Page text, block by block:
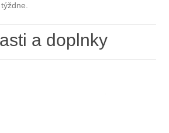
a doplnky